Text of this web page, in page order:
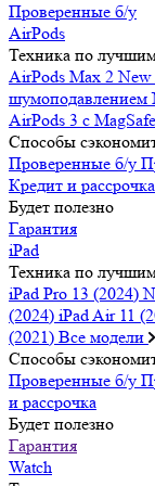
Проверенные б/у
AirPods
Техника по
AirPods Max 2New
шумоподавлением
AirPods 3 c MagSafe
Способы
Проверенные б/у
Кредит и рассрочка
Будет полезно
Гарантия
iPad
Техника по
iPad Pro 13 (2024)
(2024) iPad Air 11
(2021) Все модели
Способы
Проверенные б/у
и рассрочка
Будет полезно
Гарантия
Watch